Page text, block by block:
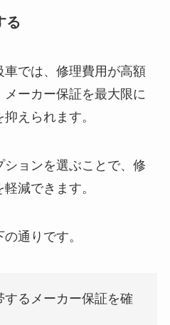
る
車では、修理費用が高額
ーカー保証を最大限に
えられます。
ョンを選ぶことで、修
減できます。
通りです。
するメーカー保証を確